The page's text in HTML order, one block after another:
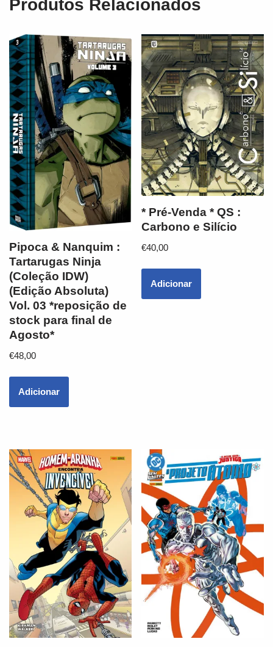
Produtos Relacionados
Pipoca & Nanquim :
Tartarugas Ninja
(Coleção IDW)
(Edição Absoluta)
Vol. 03 *reposição de
stock para final de
Agosto*
€48,00
Adicionar
* Pré-Venda * QS :
Carbono e Silício
€40,00
Adicionar